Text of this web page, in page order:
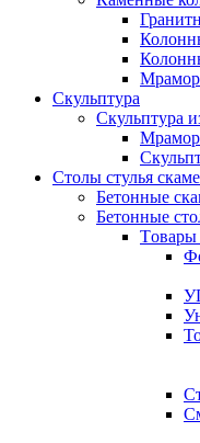
Скульптура
Скульптура
Столы стулья
Бетонные
Бетонные
Tовары